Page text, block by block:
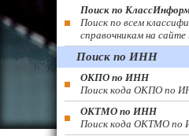
Поиск по
Поиск по всем
справочникам на
Поиск по ИНН
ОКПО по ИНН
Поиск кода ОКПО по
ОКТМО по ИНН
Поиск кода ОКТМО по